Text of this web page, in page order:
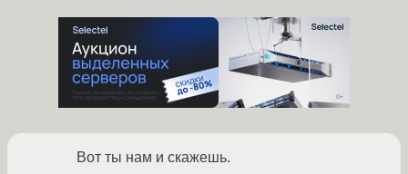
Вот ты нам и скажешь.